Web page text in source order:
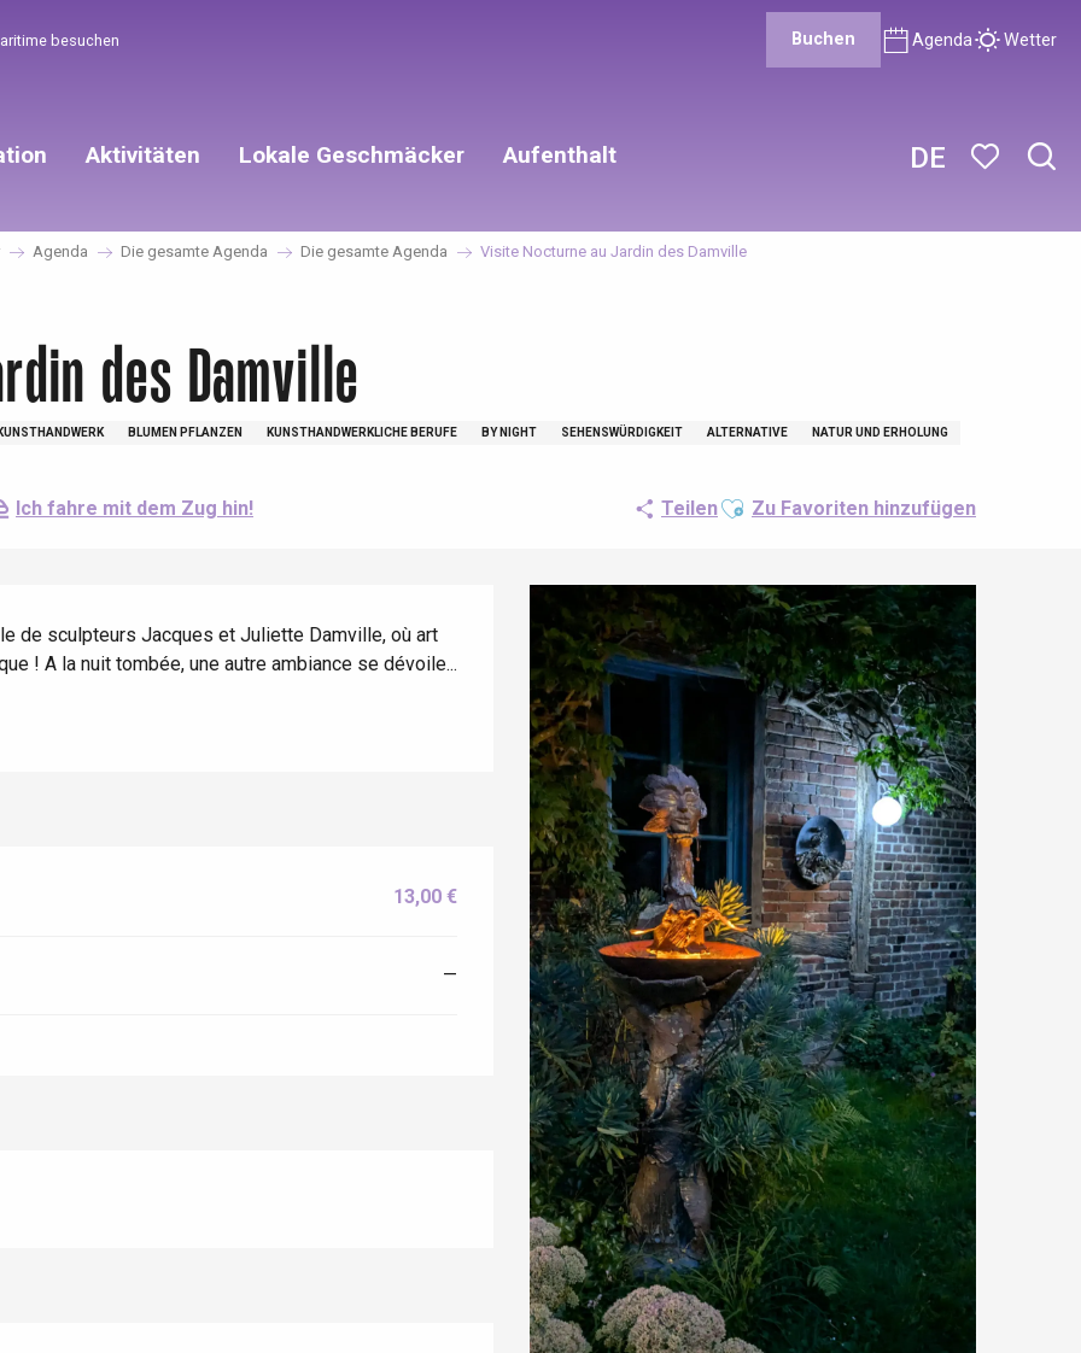
DE
besuchen Buchen Agenda Wetter
Aktivitäten Lokale Geschmäcker Aufenthalt
Agenda Die gesamte Agenda Die gesamte Agenda Visite Nocturne au Jardin des Damville
des Damville
KUNSTHANDWERK BLUMEN PFLANZEN KUNSTHANDWERKLICHE BERUFE BY NIGHT SEHENSWÜRDIGKEIT ALTERNATIVE
NATUR UND ERHOLUNG
Ich fahre mit dem Zug hin! TeilenAjouter aux favoris
Zu Favoriten hinzufügen
de sculpteurs Jacques et Juliette Damville, où art
! A la nuit tombée, une autre ambiance se dévoile...
13,00 €
—